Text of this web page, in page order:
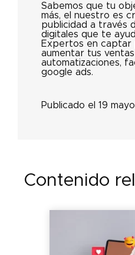
Sabemos que tu
más, el nuestro es
publicidad a través
digitales que te
Expertos en
aumentar tus
automatizaciones,
google ads.
Publicado el 19
Contenido